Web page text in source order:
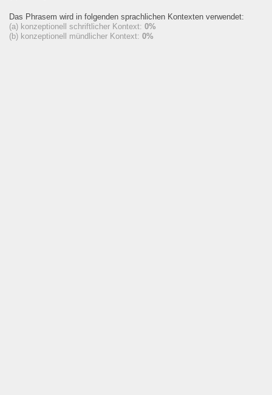
Das Phrasem wird in folgenden sprachlichen Kontexten verwendet:
(a) konzeptionell schriftlicher Kontext: 0%
(b) konzeptionell mündlicher Kontext: 0%